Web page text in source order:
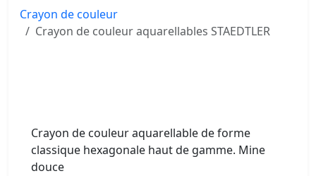
Crayon de couleur
Crayon de couleur aquarellables STAEDTLER
Crayon de couleur aquarellable de forme
classique hexagonale haut de gamme. Mine
douce